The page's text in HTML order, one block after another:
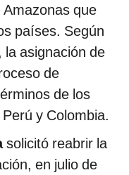
que
países. Según
la asignación de
de
de los
y Colombia.
solicitó reabrir la
en julio de